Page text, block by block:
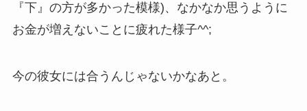
『下』の方が多かった模様)、なかなか思うように
お金が増えないことに疲れた様子^^;
今の彼女には合うんじゃないかなあと。